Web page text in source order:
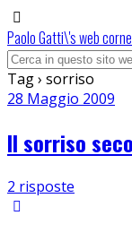
Paolo Gatti\'s web
Tag › sorriso
28 Maggio 2009
Il sorriso
2 risposte